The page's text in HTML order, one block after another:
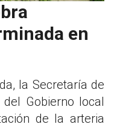
en
la Secretaría de
Gobierno local
de la arteria